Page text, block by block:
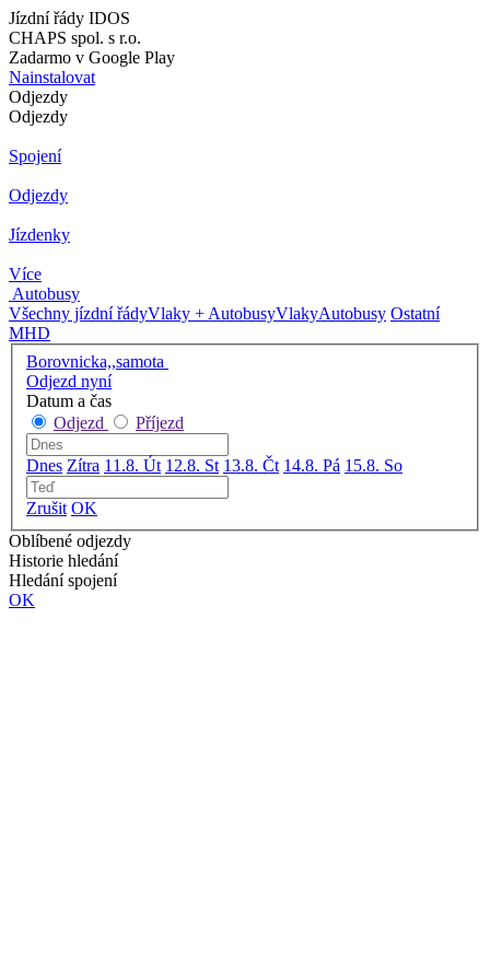
Jízdní řády IDOS
CHAPS spol. s r.o.
Zadarmo v Google Play
Nainstalovat
Odjezdy
Odjezdy
Spojení
Odjezdy
Jízdenky
Více
Autobusy
Všechny jízdní řádyVlaky + AutobusyVlakyAutobusy Ostatní
MHD
Borovnicka,,samota
Odjezd nyní
Datum a čas
Odjezd
Příjezd
Dnes Zítra 11.8. Út 12.8. St 13.8. Čt 14.8. Pá 15.8. So
Zrušit OK
Oblíbené odjezdy
Historie hledání
Hledání spojení
OK